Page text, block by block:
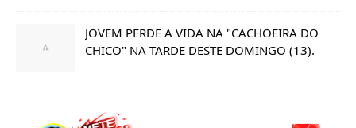
JOVEM PERDE A VIDA NA "CACHOEIRA DO
CHICO" NA TARDE DESTE DOMINGO (13).